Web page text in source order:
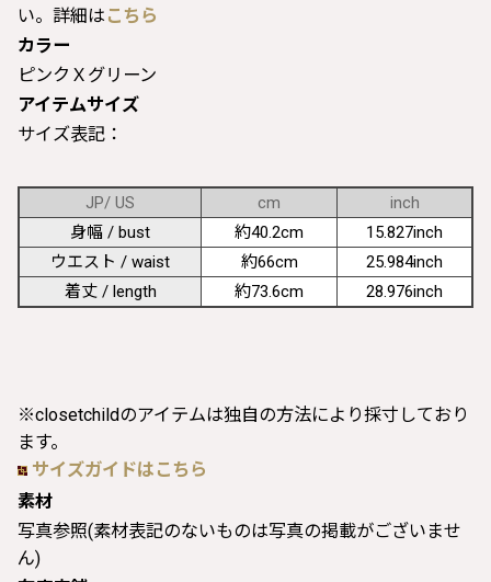
い。詳細は こちら
カラー
ピンクＸグリーン
アイテムサイズ
サイズ表記：
JP/ US cm
inch
身幅 / bust
約40.2cm
15.827inch
ウエスト / waist
約66cm
25.984inch
着丈 / length
約73.6cm 28.976inch
※closetchildのアイテムは独自の方法により採寸しており
ます。
サイズガイドはこちら
素材
写真参照(素材表記のないものは写真の掲載がございませ
ん)